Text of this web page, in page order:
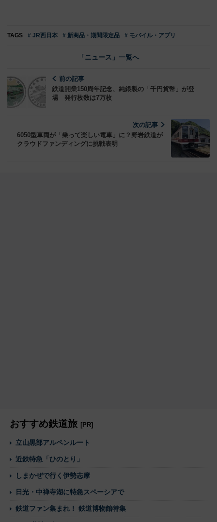
TAGS # JR西日本 # 新商品・期間限定品 # モバイル・アプリ
「ニュース」一覧へ
前の記事
鉄道開業150周年記念、純銀製の「千円貨幣」が登
場 発行枚数は7万枚
次の記事
6050型車両が「乗って楽しい電車」に？野岩鉄道が
クラウドファンディングに挑戦表明
おすすめ鉄道旅 [PR]
立山黒部アルペンルート
近鉄特急「ひのとり」
しまかぜで行く伊勢志摩
日光・中禅寺湖に特急スペーシアで
鉄道ファン集まれ！ 鉄道博物館特集